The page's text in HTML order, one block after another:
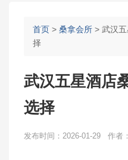
首页 > 桑拿会所 > 武汉
择
武汉五星酒店
选择
发布时间：2026-01-29 作者